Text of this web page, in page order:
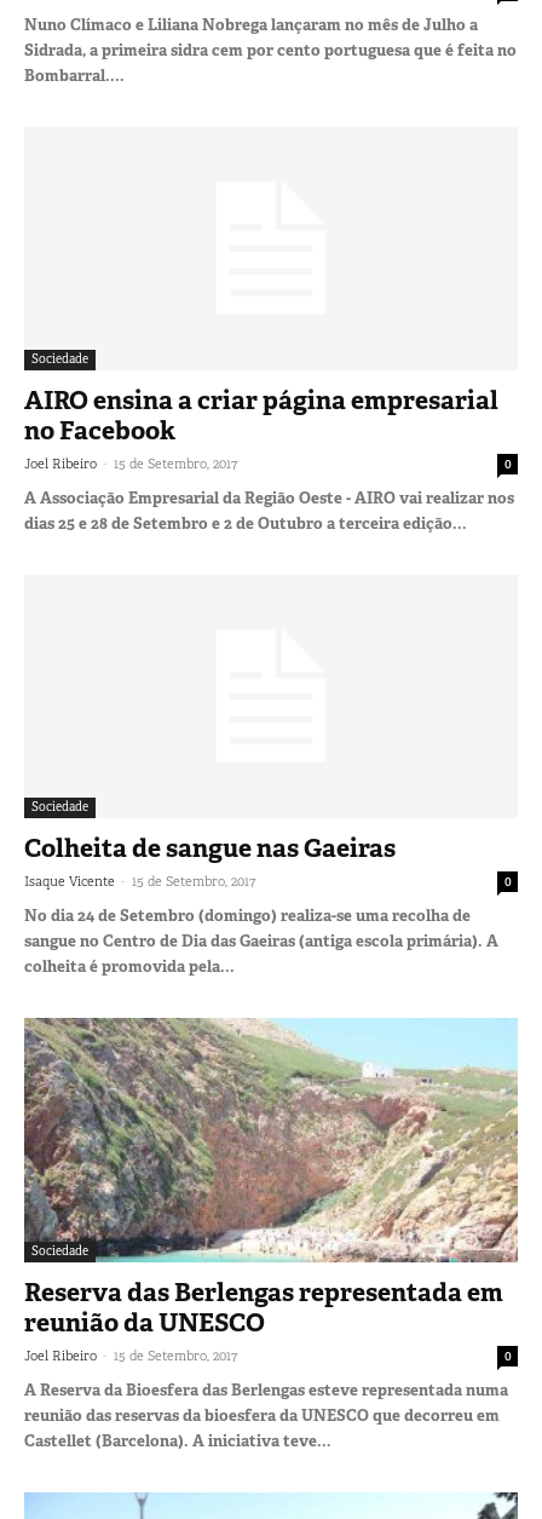
Nuno Clímaco e Liliana Nobrega lançaram no mês de Julho a
Sidrada, a primeira sidra cem por cento portuguesa que é feita no
Bombarral....
Sociedade
AIRO ensina a criar página empresarial
no Facebook
Joel Ribeiro - 15 de Setembro, 2017 0
A Associação Empresarial da Região Oeste - AIRO vai realizar nos
dias 25 e 28 de Setembro e 2 de Outubro a terceira edição...
Sociedade
Colheita de sangue nas Gaeiras
Isaque Vicente - 15 de Setembro, 2017 0
No dia 24 de Setembro (domingo) realiza-se uma recolha de
sangue no Centro de Dia das Gaeiras (antiga escola primária). A
colheita é promovida pela...
Sociedade
Reserva das Berlengas representada em
reunião da UNESCO
Joel Ribeiro - 15 de Setembro, 2017 0
A Reserva da Bioesfera das Berlengas esteve representada numa
reunião das reservas da bioesfera da UNESCO que decorreu em
Castellet (Barcelona). A iniciativa teve...